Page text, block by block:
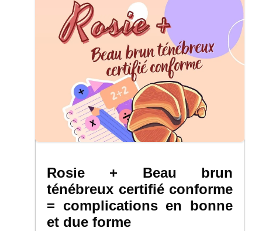
COMMANDER
Rosie + Beau brun
ténébreux certifié conforme
= complications en bonne
et due forme